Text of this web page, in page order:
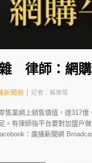
律師：網
新聞網 記者：蘇樂瑤
售業網上銷售價值，達317
。有律師指平台要對加盟戶
：廣播新聞網